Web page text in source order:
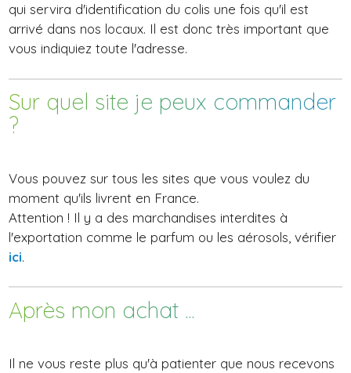
qui servira d'identification du colis une fois qu'il est
arrivé dans nos locaux. Il est donc très important que
vous indiquiez toute l'adresse.
Sur quel site je peux commander
?
Vous pouvez sur tous les sites que vous voulez du
moment qu'ils livrent en France.
Attention ! Il y a des marchandises interdites à
l'exportation comme le parfum ou les aérosols, vérifier
ici.
Après mon achat ...
Il ne vous reste plus qu'à patienter que nous recevons